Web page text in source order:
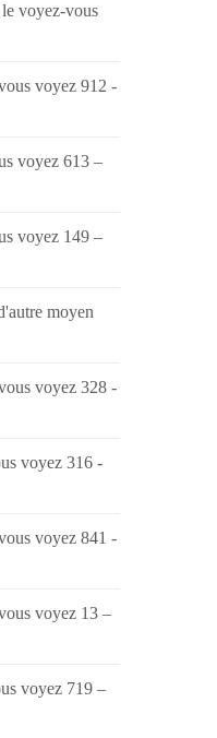
voyez-vous
voyez 912 -
voyez 613 –
voyez 149 –
moyen
voyez 328 -
voyez 316 -
voyez 841 -
voyez 13 –
voyez 719 –